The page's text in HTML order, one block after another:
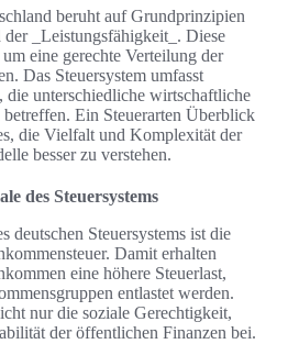
beruht auf Grundprinzipien
_Leistungsfähigkeit_. Diese
eine gerechte Verteilung der
Das Steuersystem umfasst
die unterschiedliche wirtschaftliche
Ein Steuerarten Überblick
die Vielfalt und Komplexität der
besser zu verstehen.
des Steuersystems
deutschen Steuersystems ist die
Damit erhalten
eine höhere Steuerlast,
entlastet werden.
nur die soziale Gerechtigkeit,
der öffentlichen Finanzen bei.